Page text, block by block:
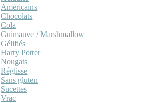
Américains
Chocolats
Cola
Guimauve / Marshmallow
Gélifiés
Harry Potter
Nougats
Réglisse
Sans gluten
Sucettes
Vrac